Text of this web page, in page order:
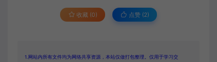
收藏 (0) 点赞 (2)
1.网站内所有文件均为网络共享资源，本站仅做打包整理。仅用于学习交